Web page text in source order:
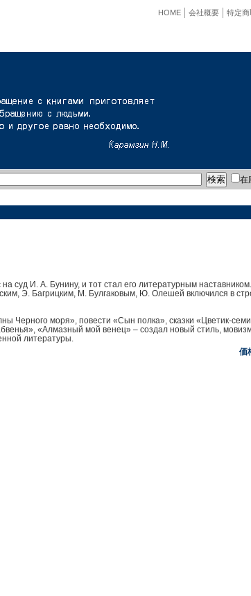
特定
会社概要
HOME
在
суд И. А. Бунину, и тот стал его литературным
Э. Багрицким, М. Булгаковым, Ю. Олешей включился в
Черного моря», повести «Сын полка», сказки «Цветик-
«Алмазный мой венец» – создал новый стиль,
литературы.
価